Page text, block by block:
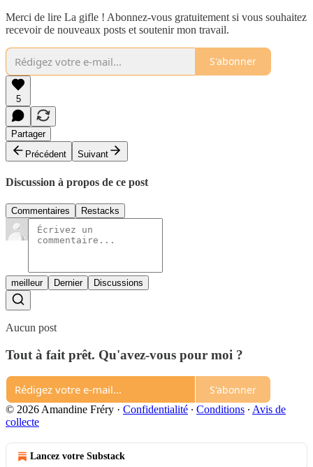
Merci de lire La gifle ! Abonnez-vous gratuitement si vous souhaitez
recevoir de nouveaux posts et soutenir mon travail.
S'abonner
5
Partager
Précédent
Suivant
Discussion à propos de ce post
Commentaires Restacks
meilleur Dernier Discussions
Aucun post
Tout à fait prêt. Qu'avez-vous pour moi ?
S'abonner
© 2026 Amandine Fréry · Confidentialité ∙ Conditions ∙ Avis de
collecte
Lancez votre Substack